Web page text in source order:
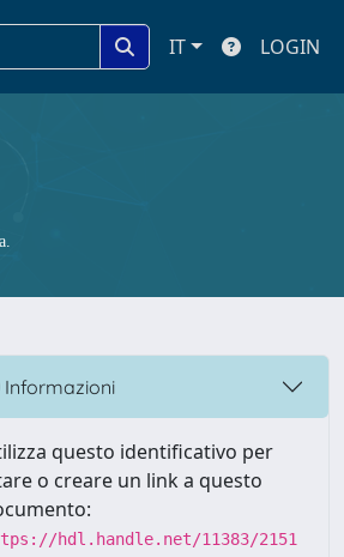
IT LOGIN
Informazioni
questo identificativo per
o creare un link a questo
hdl.handle.net/11383/2151